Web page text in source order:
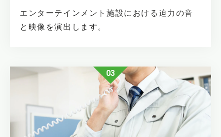
エンターテインメント施設における迫力の音
と映像を演出します。
03